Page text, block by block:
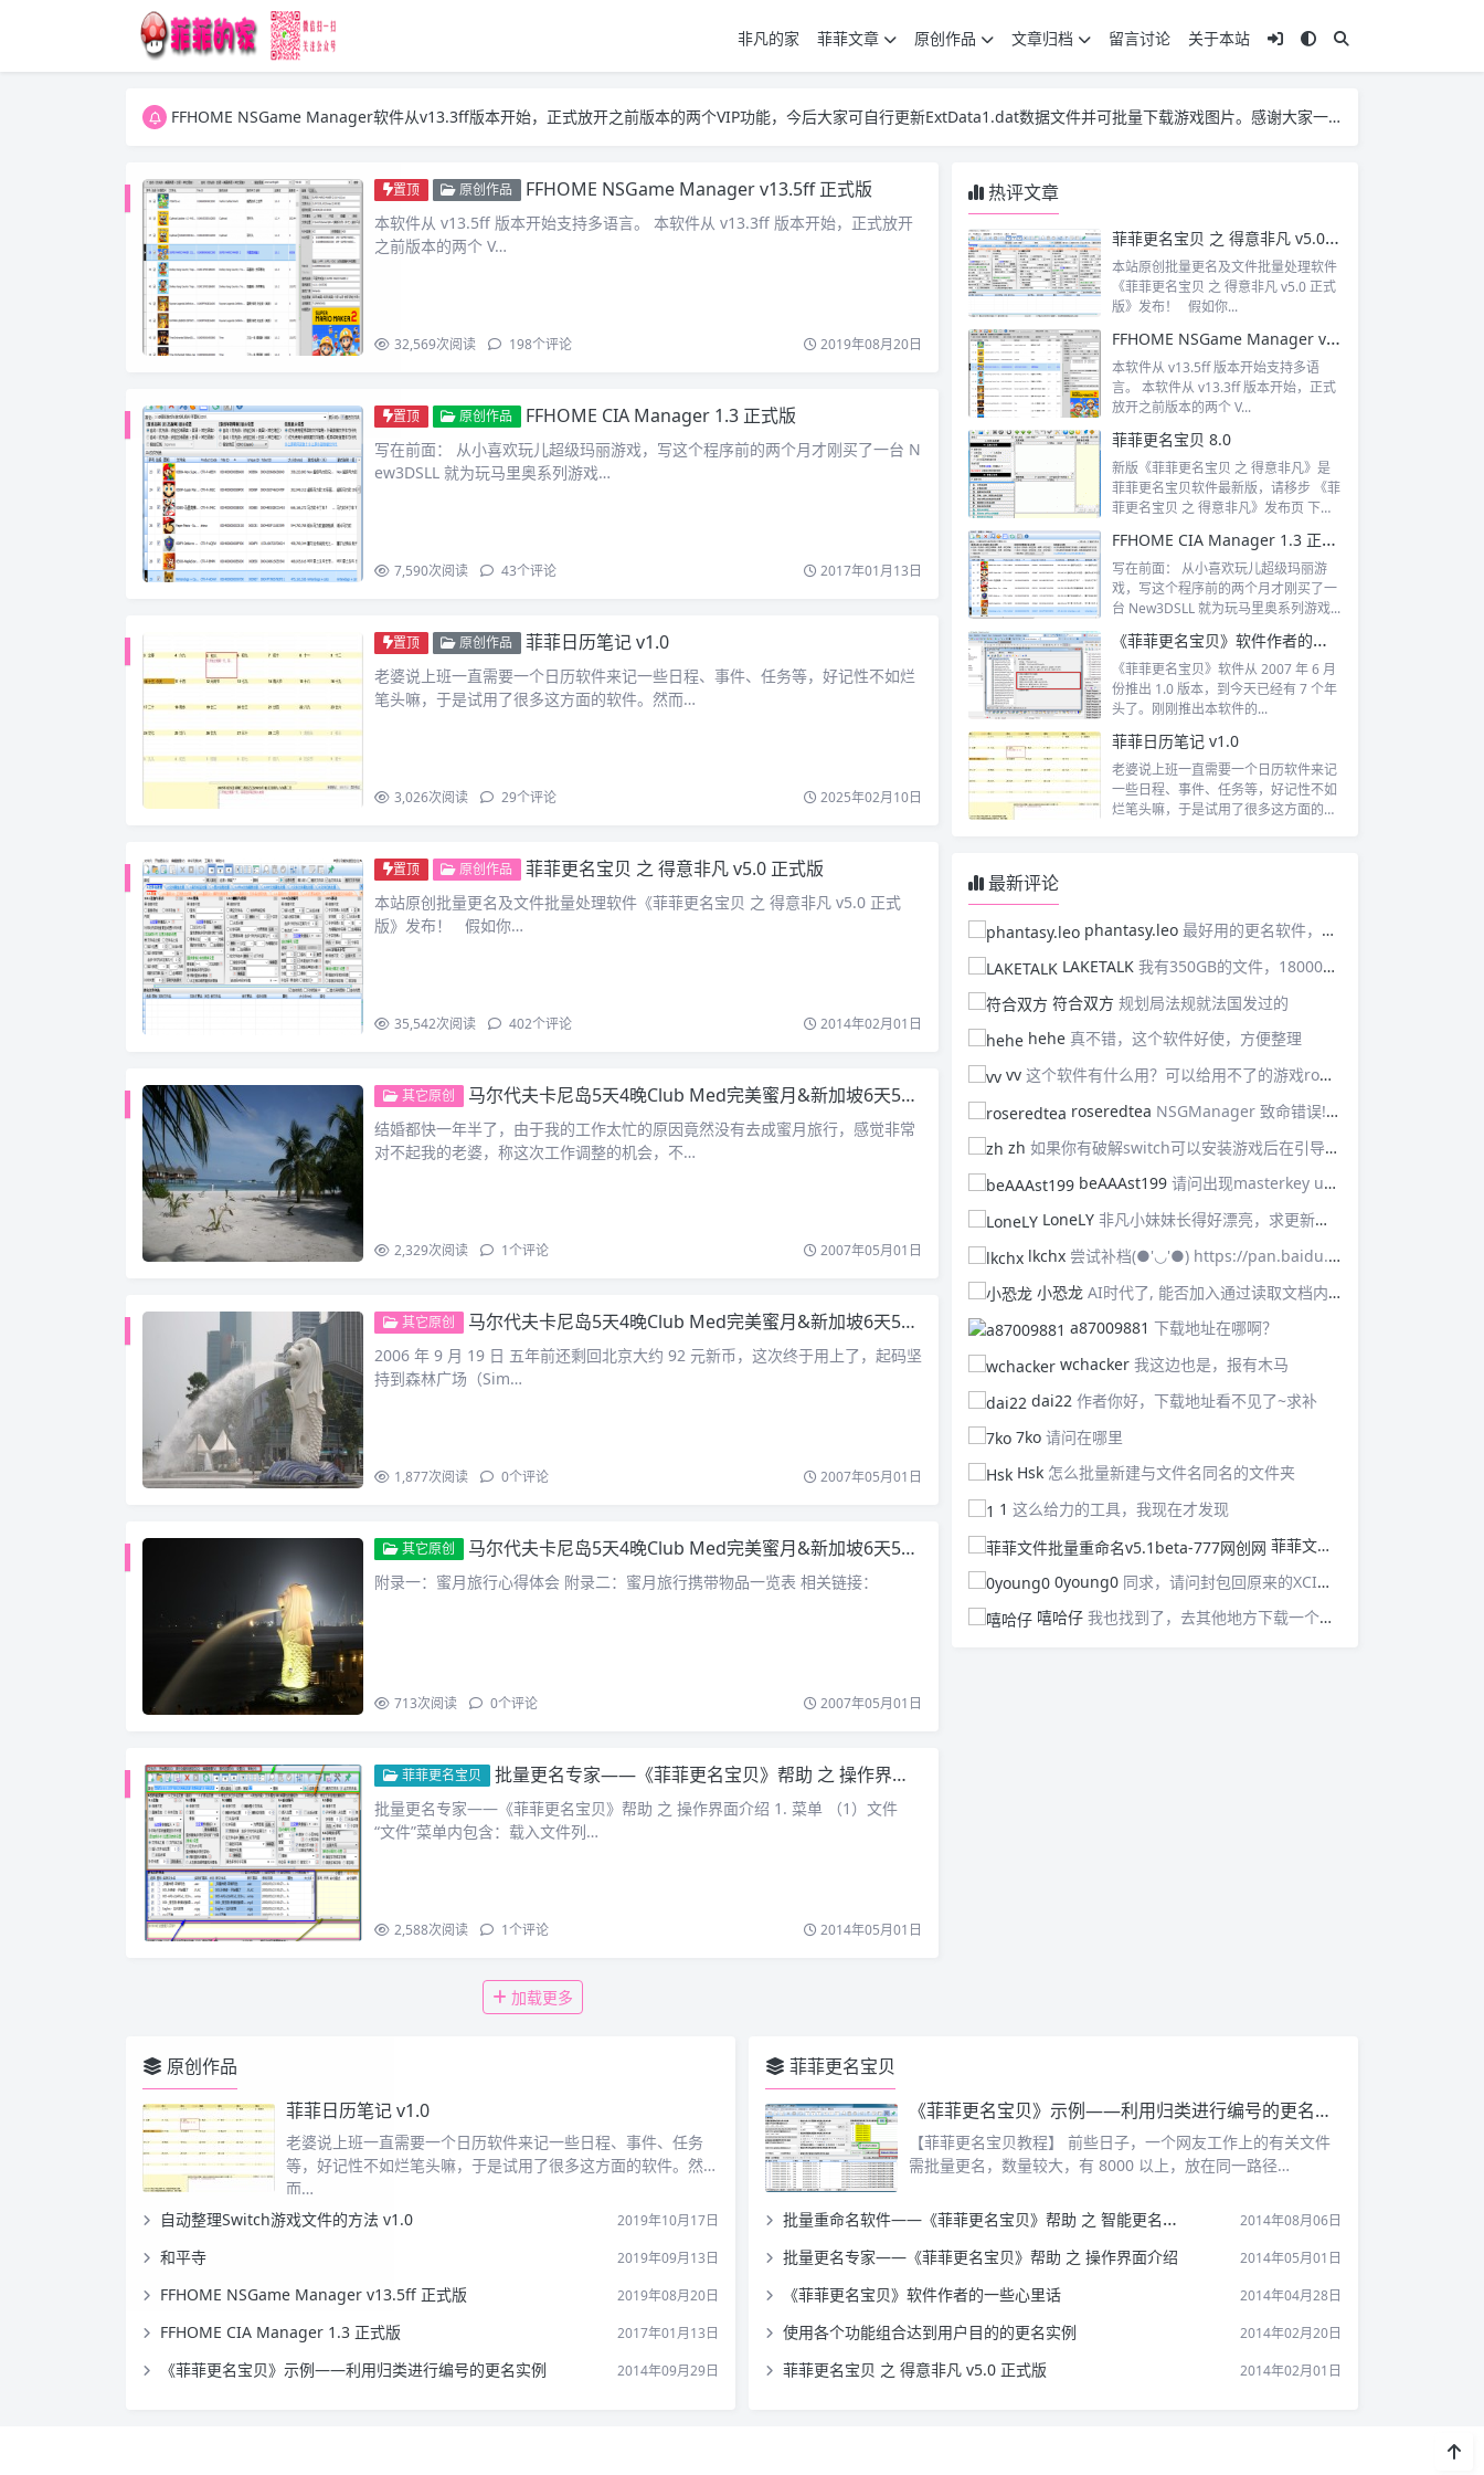
非凡的家 菲菲文章 原创作品 文章归档 留言讨论
关于本站
FFHOME NSGame Manager软件从v13.3ff版本开始，正式放开之前版本的两个VIP功能，今后大家可自行更新ExtData1.dat数据文件并可批量下载游戏图片。感谢大家一直以来的支持！
FFHOME NSGame Manager软件从v13.3ff版本开始，正式放开之前版本的两个VIP功能，今后大家可自行更新ExtData1.dat数据文件并可批量下载游戏图片。感谢大家一直以来的支持！
置顶 原创作品 FFHOME NSGame Manager v13.5ff 正式版
本软件从 v13.5ff 版本开始支持多语言。 本软件从 v13.3ff 版本开始，正式放开
之前版本的两个 V…
32,569次阅读 198个评论 2019年08月20日
置顶 原创作品 FFHOME CIA Manager 1.3 正式版
写在前面： 从小喜欢玩儿超级玛丽游戏，写这个程序前的两个月才刚买了一台 N
ew3DSLL 就为玩马里奥系列游戏…
7,590次阅读 43个评论 2017年01月13日
置顶 原创作品 菲菲日历笔记 v1.0
老婆说上班一直需要一个日历软件来记一些日程、事件、任务等，好记性不如烂
笔头嘛，于是试用了很多这方面的软件。然而…
3,026次阅读 29个评论 2025年02月10日
置顶 原创作品 菲菲更名宝贝 之 得意非凡 v5.0 正式版
本站原创批量更名及文件批量处理软件《菲菲更名宝贝 之 得意非凡 v5.0 正式
版》发布！ 假如你…
35,542次阅读 402个评论 2014年02月01日
其它原创 马尔代夫卡尼岛5天4晚Club Med完美蜜月&新加坡6天5晚自由行（上）
结婚都快一年半了，由于我的工作太忙的原因竟然没有去成蜜月旅行，感觉非常
对不起我的老婆，称这次工作调整的机会，不…
2,329次阅读 1个评论 2007年05月01日
其它原创 马尔代夫卡尼岛5天4晚Club Med完美蜜月&新加坡6天5晚自由行（下）
2006 年 9 月 19 日 五年前还剩回北京大约 92 元新币，这次终于用上了，起码坚
持到森林广场（Sim…
1,877次阅读 0个评论 2007年05月01日
其它原创 马尔代夫卡尼岛5天4晚Club Med完美蜜月&新加坡6天5晚自由行（附录）
附录一：蜜月旅行心得体会 附录二：蜜月旅行携带物品一览表 相关链接：
713次阅读 0个评论 2007年05月01日
菲菲更名宝贝 批量更名专家——《菲菲更名宝贝》帮助 之 操作界面介绍
批量更名专家——《菲菲更名宝贝》帮助 之 操作界面介绍 1. 菜单 （1）文件
“文件”菜单内包含：载入文件列…
2,588次阅读 1个评论 2014年05月01日
加载更多
热评文章
菲菲更名宝贝 之 得意非凡 v5.0 正式版
本站原创批量更名及文件批量处理软件
《菲菲更名宝贝 之 得意非凡 v5.0 正式
版》发布！ 假如你...
FFHOME NSGame Manager v13.5ff 正式版
本软件从 v13.5ff 版本开始支持多语
言。 本软件从 v13.3ff 版本开始，正式
放开之前版本的两个 V...
菲菲更名宝贝 8.0
新版《菲菲更名宝贝 之 得意非凡》是
菲菲更名宝贝软件最新版，请移步 《菲
菲更名宝贝 之 得意非凡》发布页 下
FFHOME CIA Manager 1.3 正式版
写在前面： 从小喜欢玩儿超级玛丽游
戏，写这个程序前的两个月才刚买了一
台 New3DSLL 就为玩马里奥系列游戏...
《菲菲更名宝贝》软件作者的一些心里话
《菲菲更名宝贝》软件从 2007 年 6 月
份推出 1.0 版本，到今天已经有 7 个年
头了。刚刚推出本软件的...
菲菲日历笔记 v1.0
老婆说上班一直需要一个日历软件来记
一些日程、事件、任务等，好记性不如
烂笔头嘛，于是试用了很多这方面的软
最新评论
phantasy.leo 最好用的更名软件，没有之一！感谢作者！！！
LAKETALK 我有350GB的文件，180000万个，不知道这个软件 是否支持？我用这个软件快8年了，非常好用和稳定。
符合双方 规划局法规就法国发过的
hehe 真不错，这个软件好使，方便整理
vv 这个软件有什么用？可以给用不了的游戏rom加有效签名吗？
roseredtea NSGManager 致命错误!prod.keys文件不存在，缺此文件本软件不能使用，请将可用的prod.keys文件放置在主程序所在目录下。关闭此对话框后程序将退出!
zh 如果你有破解switch可以安装游戏后在引导菜单里通过payload＞lockpick_rcm.bin提取
beAAAst199 请问出现masterkey update required 怎么解决啊
LoneLY 非凡小妹妹长得好漂亮，求更新！！从《菲菲更名宝贝》软件知道的你的博客，现在我也开始做博客啦！
lkchx 尝试补档(●'◡'●) https://pan.baidu.com/s/17sbtK1U54Cgqb09hXaA9yg?pwd=1234
小恐龙 AI时代了, 能否加入通过读取文档内容就自动拟定文件名的功能? AI可以用户自己接入即可.
a87009881 下载地址在哪啊？
wchacker 我这边也是，报有木马
dai22 作者你好，下载地址看不见了~求补
7ko 请问在哪里
Hsk 怎么批量新建与文件名同名的文件夹
1 这么给力的工具，我现在才发现
菲菲文件批量重命名v5.1beta-777网创网
0young0 同求，请问封包回原来的XCI或者NSP格式该用什么办法？
嘻哈仔 我也找到了，去其他地方下载一个就好了。
原创作品
菲菲日历笔记 v1.0
老婆说上班一直需要一个日历软件来记一些日程、事件、任务
等，好记性不如烂笔头嘛，于是试用了很多这方面的软件。然
而…
自动整理Switch游戏文件的方法 v1.0
2019年10月17日
和平寺 2019年09月13日
FFHOME NSGame Manager v13.5ff 正式版 2019年08月20日
FFHOME CIA Manager 1.3 正式版 2017年01月13日
《菲菲更名宝贝》示例——利用归类进行编号的更名实例 2014年09月29日
菲菲更名宝贝
《菲菲更名宝贝》示例——利用归类进行编号的更名实例
【菲菲更名宝贝教程】 前些日子，一个网友工作上的有关文件
需批量更名，数量较大，有 8000 以上，放在同一路径…
批量重命名软件——《菲菲更名宝贝》帮助 之 智能更名功能介绍 2014年08月06日
批量更名专家——《菲菲更名宝贝》帮助 之 操作界面介绍 2014年05月01日
《菲菲更名宝贝》软件作者的一些心里话 2014年04月28日
使用各个功能组合达到用户目的的更名实例 2014年02月20日
菲菲更名宝贝 之 得意非凡 v5.0 正式版 2014年02月01日